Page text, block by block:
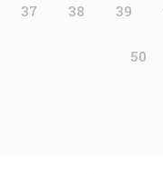
37 38 39
50